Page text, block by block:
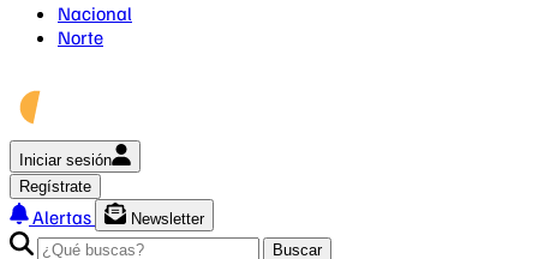
Nacional
Norte
Iniciar sesión
Regístrate
Alertas
Newsletter
Buscar